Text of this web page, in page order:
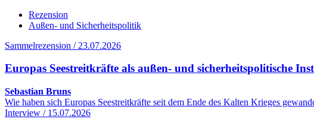
Rezension
Außen- und Sicherheitspolitik
Sammelrezension / 23.07.2026
Europas Seestreitkräfte als außen- und sicherheitspolitische
Sebastian Bruns
Wie haben sich Europas Seestreitkräfte seit dem Ende des Kalten Krieges
Interview / 15.07.2026